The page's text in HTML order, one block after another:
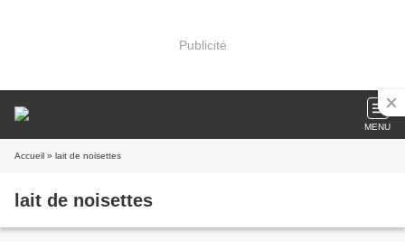
Publicité
MENU
Accueil » lait de noisettes
lait de noisettes